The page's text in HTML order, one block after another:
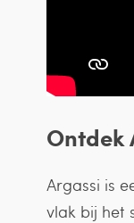
Ontdek
Argassi is
vlak bij het